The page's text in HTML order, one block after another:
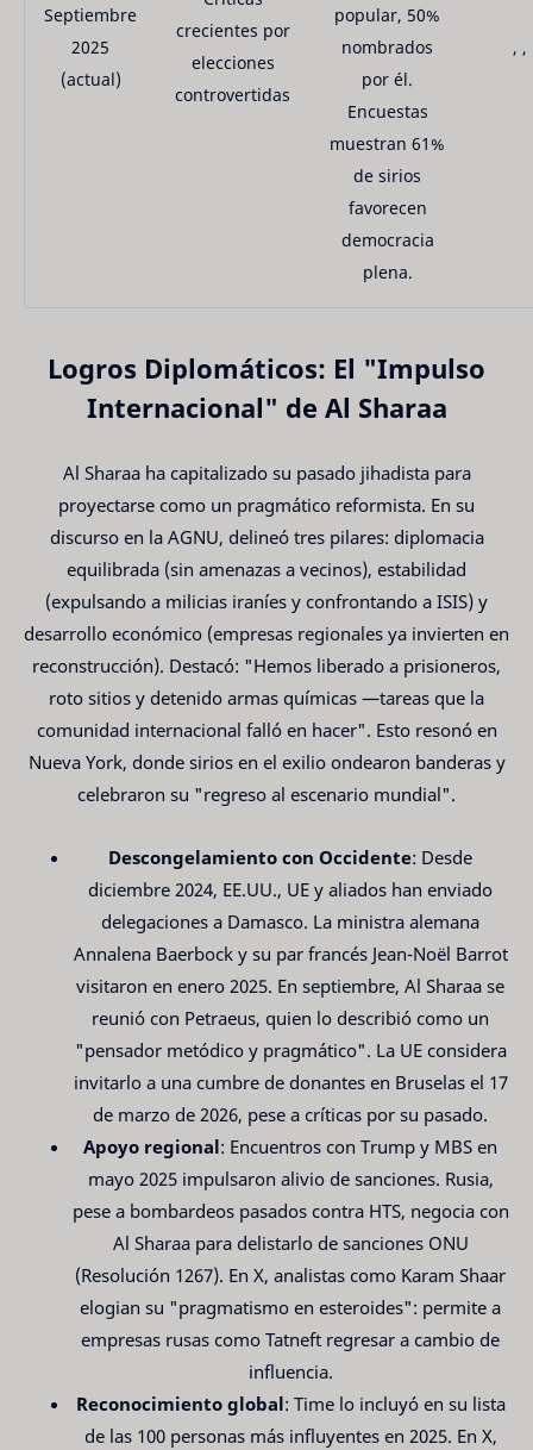
Septiembre
2025
(actual)
crecientes por
elecciones
controvertidas
popular, 50%
nombrados
por él.
Encuestas
muestran 61%
de sirios
favorecen
democracia
plena.
, ,
Logros Diplomáticos: El "Impulso
Internacional" de Al Sharaa
Al Sharaa ha capitalizado su pasado jihadista para
proyectarse como un pragmático reformista. En su
discurso en la AGNU, delineó tres pilares: diplomacia
equilibrada (sin amenazas a vecinos), estabilidad
(expulsando a milicias iraníes y confrontando a ISIS) y
desarrollo económico (empresas regionales ya invierten en
reconstrucción). Destacó: "Hemos liberado a prisioneros,
roto sitios y detenido armas químicas —tareas que la
comunidad internacional falló en hacer". Esto resonó en
Nueva York, donde sirios en el exilio ondearon banderas y
celebraron su "regreso al escenario mundial".
Descongelamiento con Occidente: Desde
diciembre 2024, EE.UU., UE y aliados han enviado
delegaciones a Damasco. La ministra alemana
Annalena Baerbock y su par francés Jean-Noël Barrot
visitaron en enero 2025. En septiembre, Al Sharaa se
reunió con Petraeus, quien lo describió como un
"pensador metódico y pragmático". La UE considera
invitarlo a una cumbre de donantes en Bruselas el 17
de marzo de 2026, pese a críticas por su pasado.
Apoyo regional: Encuentros con Trump y MBS en
mayo 2025 impulsaron alivio de sanciones. Rusia,
pese a bombardeos pasados contra HTS, negocia con
Al Sharaa para delistarlo de sanciones ONU
(Resolución 1267). En X, analistas como Karam Shaar
elogian su "pragmatismo en esteroides": permite a
empresas rusas como Tatneft regresar a cambio de
influencia.
Reconocimiento global: Time lo incluyó en su lista
de las 100 personas más influyentes en 2025. En X,